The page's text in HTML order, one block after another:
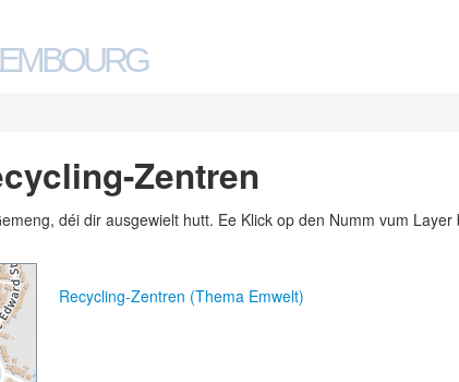
Zentren
déi dir ausgewielt hutt. Ee Klick op den Numm vum
Recycling-Zentren (Thema Emwelt)